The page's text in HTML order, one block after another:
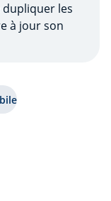
les
à jour son